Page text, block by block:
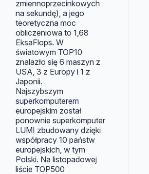
zmiennoprzecinkowych
na sekundę), a jego
teoretyczna moc
obliczeniowa to 1,68
EksaFlops. W
światowym TOP10
znalazło się 6 maszyn z
USA, 3 z Europy i 1 z
Japonii.
Najszybszym
superkomputerem
europejskim został
ponownie superkomputer
LUMI zbudowany dzięki
współpracy 10 państw
europejskich, w tym
Polski. Na listopadowej
liście TOP500